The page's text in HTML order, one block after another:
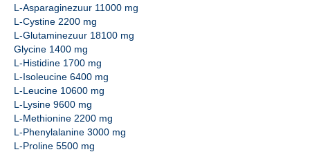
L-Asparaginezuur 11000 mg
L-Cystine 2200 mg
L-Glutaminezuur 18100 mg
Glycine 1400 mg
L-Histidine 1700 mg
L-Isoleucine 6400 mg
L-Leucine 10600 mg
L-Lysine 9600 mg
L-Methionine 2200 mg
L-Phenylalanine 3000 mg
L-Proline 5500 mg